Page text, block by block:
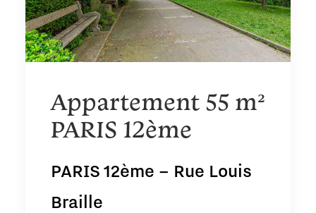
Appartement 55 m²
PARIS 12ème
PARIS 12ème – Rue Louis
Braille